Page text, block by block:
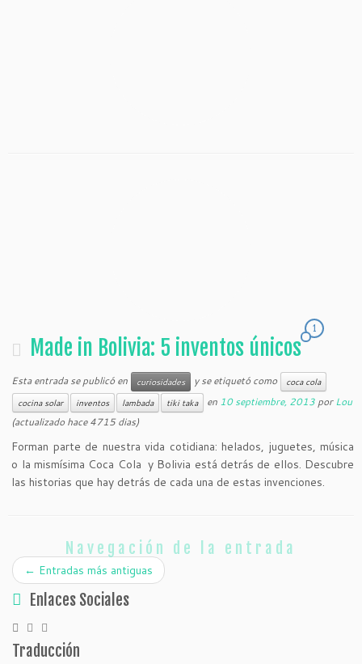
Made in Bolivia: 5 inventos únicos
1
Esta entrada se publicó en curiosidades y se etiquetó como
coca cola
cocina solar
inventos lambada tiki taka en 10 septiembre, 2013 porLou
(actualizado hace 4715 dias)
Forman parte de nuestra vida cotidiana: helados, juguetes, música
o la mismísima Coca Cola y Bolivia está detrás de ellos. Descubre
las historias que hay detrás de cada una de estas invenciones.
Navegación de la entrada
← Entradas más antiguas
Enlaces Sociales
Traducción